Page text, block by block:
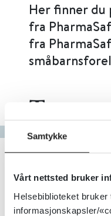
Samtykke
Vårt nettsted bruker
Helsebiblioteket
informasjonskapsler/
Her finner du
fra
fra
Tema
Gå til bokstav
Filter
3Treff